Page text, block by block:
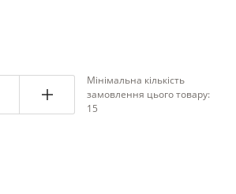
Мінімальна кількість
замовлення цього товару:
15